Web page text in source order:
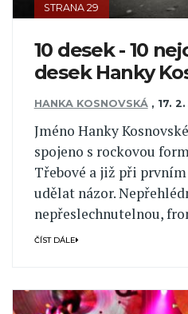
STRANA 29
10 desek - 10
desek Hanky
HANKA KOSNOVSKÁ , 17.
Jméno Hanky
spojeno s rockovou
Třebové a již při
udělat názor.
nepřeslechnutelnou,
ČÍST DÁLE